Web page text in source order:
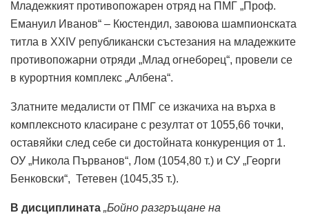
Младежкият противопожарен отряд на ПМГ „Проф.
Емануил Иванов“ – Кюстендил, завоюва шампионската
титла в XXIV републикански състезания на младежките
противопожарни отряди „Млад огнеборец“, провели се
в курортния комплекс „Албена“.
Златните медалисти от ПМГ се изкачиха на върха в
комплексното класиране с резултат от 1055,66 точки,
оставяйки след себе си достойната конкуренция от 1.
ОУ „Никола Първанов“, Лом (1054,80 т.) и СУ „Георги
Бенковски“, Тетевен (1045,35 т.).
В дисциплината „Бойно разгръщане на